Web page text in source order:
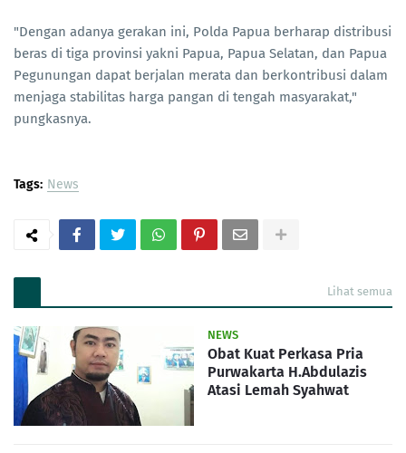
"Dengan adanya gerakan ini, Polda Papua berharap distribusi
beras di tiga provinsi yakni Papua, Papua Selatan, dan Papua
Pegunungan dapat berjalan merata dan berkontribusi dalam
menjaga stabilitas harga pangan di tengah masyarakat,"
pungkasnya.
Tags: News
Lihat semua
NEWS
Obat Kuat Perkasa Pria
Purwakarta H.Abdulazis
Atasi Lemah Syahwat